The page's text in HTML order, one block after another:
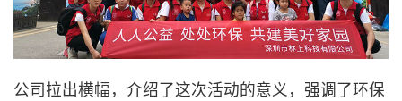
公司拉出横幅，介绍了这次活动的意义，强调了环保